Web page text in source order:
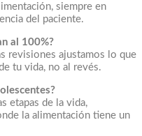
siempre en
del paciente.
al 100%?
revisiones ajustamos lo que
tu vida, no al revés.
etapas de la vida,
la alimentación tiene un